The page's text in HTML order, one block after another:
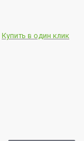
Купить в один клик